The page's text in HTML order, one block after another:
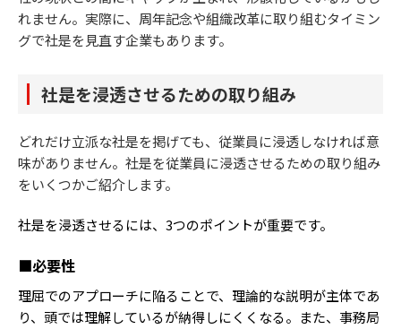
れません。実際に、周年記念や組織改革に取り組むタイミン
グで社是を見直す企業もあります。
社是を浸透させるための取り組み
どれだけ立派な社是を掲げても、従業員に浸透しなければ意
味がありません。社是を従業員に浸透させるための取り組み
をいくつかご紹介します。
社是を浸透させるには、3つのポイントが重要です。
■必要性
理屈でのアプローチに陥ることで、理論的な説明が主体であ
り、頭では理解しているが納得しにくくなる。また、事務局